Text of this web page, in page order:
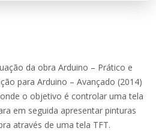
da obra Arduino – Prático e
para Arduino – Avançado (2014)
o objetivo é controlar uma tela
em seguida apresentar pinturas
através de uma tela TFT.